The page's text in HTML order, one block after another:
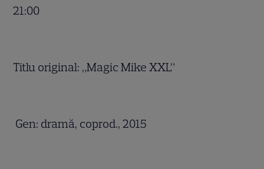
21:00
Titlu original: „Magic Mike XXL”
Gen: dramă, coprod., 2015